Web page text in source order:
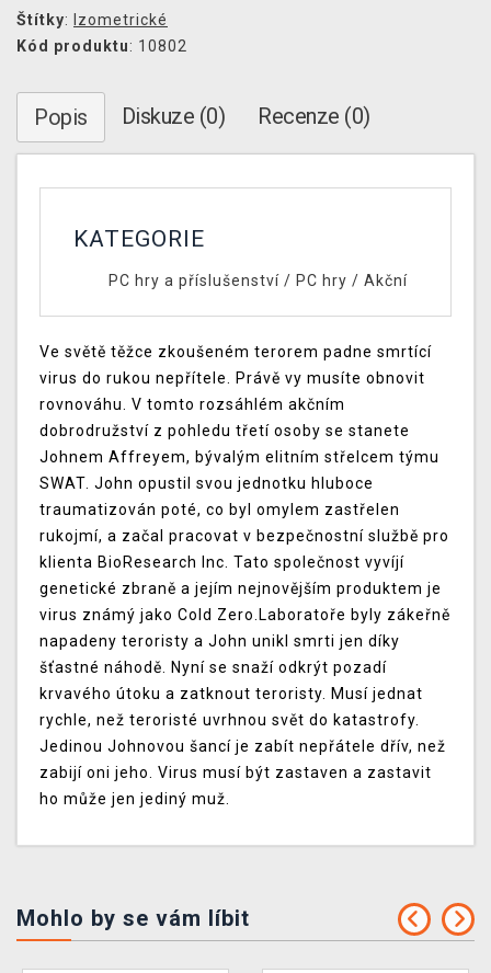
Štítky:
Izometrické
Kód produktu: 10802
Popis Diskuze (0) Recenze (0)
KATEGORIE
PC hry a příslušenství/ PC hry / Akční
Ve světě těžce zkoušeném terorem padne smrtící
virus do rukou nepřítele. Právě vy musíte obnovit
rovnováhu. V tomto rozsáhlém akčním
dobrodružství z pohledu třetí osoby se stanete
Johnem Affreyem, bývalým elitním střelcem týmu
SWAT. John opustil svou jednotku hluboce
traumatizován poté, co byl omylem zastřelen
rukojmí, a začal pracovat v bezpečnostní službě pro
klienta BioResearch Inc. Tato společnost vyvíjí
genetické zbraně a jejím nejnovějším produktem je
virus známý jako Cold Zero.Laboratoře byly zákeřně
napadeny teroristy a John unikl smrti jen díky
šťastné náhodě. Nyní se snaží odkrýt pozadí
krvavého útoku a zatknout teroristy. Musí jednat
rychle, než teroristé uvrhnou svět do katastrofy.
Jedinou Johnovou šancí je zabít nepřátele dřív, než
zabijí oni jeho. Virus musí být zastaven a zastavit
ho může jen jediný muž.
Mohlo by se vám líbit